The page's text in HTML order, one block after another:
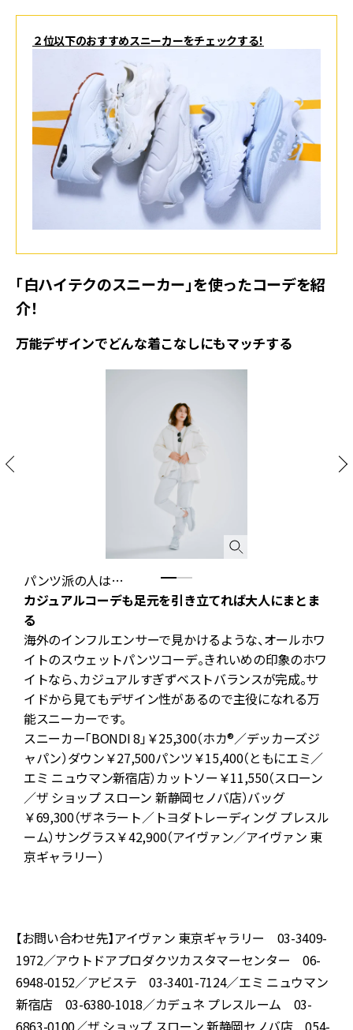
２位以下のおすすめスニーカーをチェックする！
「白ハイテクのスニーカー」を使ったコーデを紹
介！
万能デザインでどんな着こなしにもマッチする
パンツ派の人は…
カジュアルコーデも足元を引き立てれば大人にまとま
る
海外のインフルエンサーで見かけるような、オールホワ
イトのスウェットパンツコーデ。きれいめの印象のホワ
イトなら、カジュアルすぎずベストバランスが完成。サ
イドから見てもデザイン性があるので主役になれる万
能スニーカーです。
スニーカー「BONDI 8」￥25,300（ホカ®／デッカーズジ
ャパン）ダウン￥27,500パンツ￥15,400（ともにエミ／
エミ ニュウマン新宿店）カットソー￥11,550（スローン
／ザ ショップ スローン 新静岡セノバ店）バッグ
￥69,300（ザネラート／トヨダトレーディング プレスル
ーム）サングラス￥42,900（アイヴァン／アイヴァン 東
京ギャラリー）
【お問い合わせ先】アイヴァン 東京ギャラリー 03-3409-
1972／アウトドアプロダクツカスタマーセンター 06-
6948-0152／アビステ 03-3401-7124／エミ ニュウマン
新宿店 03-6380-1018／カデュネ プレスルーム 03-
6863-0100／ザ ショップ スローン 新静岡セノバ店 054-